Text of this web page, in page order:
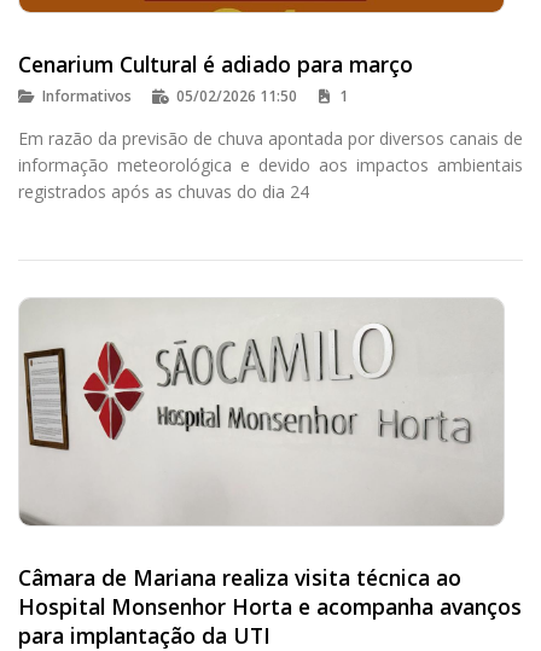
Cenarium Cultural é adiado para março
Informativos 05/02/2026 11:50 1
Em razão da previsão de chuva apontada por diversos canais de
informação meteorológica e devido aos impactos ambientais
registrados após as chuvas do dia 24
Câmara de Mariana realiza visita técnica ao
Hospital Monsenhor Horta e acompanha avanços
para implantação da UTI